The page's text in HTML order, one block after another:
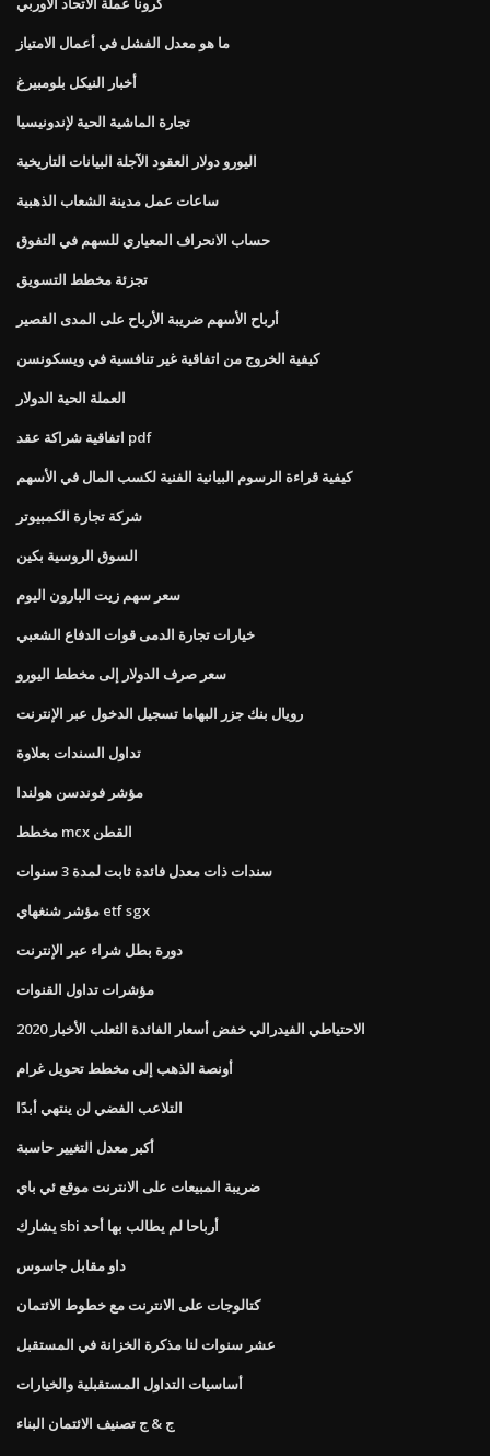
ما هو معدل الفشل في أعمال الامتياز
أخبار النيكل بلومبيرغ
تجارة الماشية الحية لإندونيسيا
اليورو دولار العقود الآجلة البيانات التاريخية
ساعات عمل مدينة الشعاب الذهبية
حساب الانحراف المعياري للسهم في التفوق
تجزئة مخطط التسويق
أرباح الأسهم ضريبة الأرباح على المدى القصير
كيفية الخروج من اتفاقية غير تنافسية في ويسكونسن
العملة الحية الدولار
اتفاقية شراكة عقد pdf
كيفية قراءة الرسوم البيانية الفنية لكسب المال في الأسهم
شركة تجارة الكمبيوتر
السوق الروسية بكين
سعر سهم زيت البارون اليوم
خيارات تجارة الدمى قوات الدفاع الشعبي
سعر صرف الدولار إلى مخطط اليورو
رويال بنك جزر البهاما تسجيل الدخول عبر الإنترنت
تداول السندات بعلاوة
مؤشر فوندسن هولندا
مخطط mcx القطن
سندات ذات معدل فائدة ثابت لمدة 3 سنوات
مؤشر شنغهاي etf sgx
دورة بطل شراء عبر الإنترنت
مؤشرات تداول القنوات
الاحتياطي الفيدرالي خفض أسعار الفائدة الثعلب الأخبار 2020
أونصة الذهب إلى مخطط تحويل غرام
التلاعب الفضي لن ينتهي أبدًا
أكبر معدل التغيير حاسبة
ضريبة المبيعات على الانترنت موقع ئي باي
يشارك sbi أرباحا لم يطالب بها أحد
داو مقابل جاسوس
كتالوجات على الانترنت مع خطوط الائتمان
عشر سنوات لنا مذكرة الخزانة في المستقبل
أساسيات التداول المستقبلية والخيارات
ج & ج تصنيف الائتمان البناء